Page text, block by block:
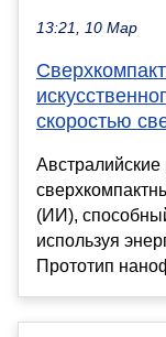
13:21, 10 Мар
скоростью
Австралийские
(ИИ),
используя
Прототип